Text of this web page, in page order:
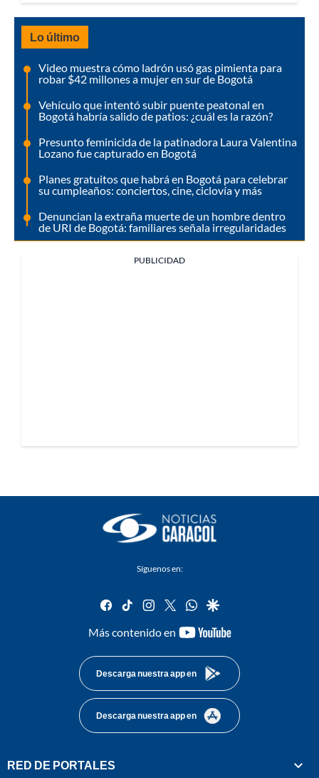
Lo último
Video muestra cómo ladrón usó gas pimienta para
robar $42 millones a mujer en sur de Bogotá
Vehículo que intentó subir puente peatonal en
Bogotá habría salido de patios: ¿cuál es la razón?
Presunto feminicida de la patinadora Laura Valentina
Lozano fue capturado en Bogotá
Planes gratuitos que habrá en Bogotá para celebrar
su cumpleaños: conciertos, cine, ciclovía y más
Denuncian la extraña muerte de un hombre dentro
de URI de Bogotá: familiares señala irregularidades
PUBLICIDAD
Síguenos en:
facebook
tiktok instagram
twitterwhatsapp
google
Más contenido en
youtube-
Descarga nuestra app en
Descarga nuestra app en
RED DE PORTALES